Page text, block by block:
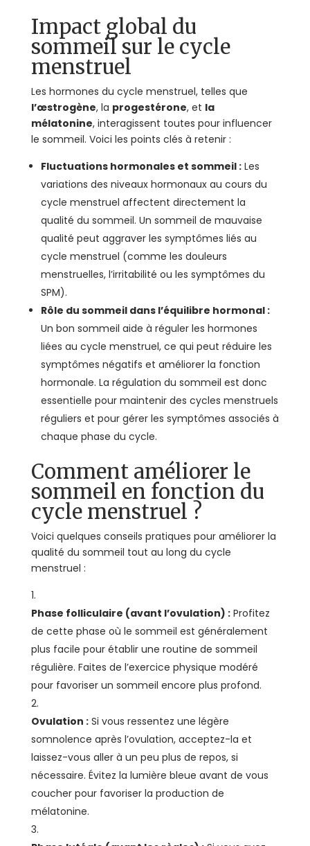
Impact global du
sommeil sur le cycle
menstruel
Les hormones du cycle menstruel, telles que
l’œstrogène, la progestérone, et la
mélatonine, interagissent toutes pour influencer
le sommeil. Voici les points clés à retenir :
Fluctuations hormonales et sommeil :Les
variations des niveaux hormonaux au cours du
cycle menstruel affectent directement la
qualité du sommeil. Un sommeil de mauvaise
qualité peut aggraver les symptômes liés au
cycle menstruel (comme les douleurs
menstruelles, l’irritabilité ou les symptômes du
SPM).
Rôle du sommeil dans l’équilibre hormonal :
Un bon sommeil aide à réguler les hormones
liées au cycle menstruel, ce qui peut réduire les
symptômes négatifs et améliorer la fonction
hormonale. La régulation du sommeil est donc
essentielle pour maintenir des cycles menstruels
réguliers et pour gérer les symptômes associés à
chaque phase du cycle.
Comment améliorer le
sommeil en fonction du
cycle menstruel ?
Voici quelques conseils pratiques pour améliorer la
qualité du sommeil tout au long du cycle
menstruel :
Phase folliculaire (avant l’ovulation) :Profitez
de cette phase où le sommeil est généralement
plus facile pour établir une routine de sommeil
régulière. Faites de l’exercice physique modéré
pour favoriser un sommeil encore plus profond.
Ovulation :Si vous ressentez une légère
somnolence après l’ovulation, acceptez-la et
laissez-vous aller à un peu plus de repos, si
nécessaire. Évitez la lumière bleue avant de vous
coucher pour favoriser la production de
mélatonine.